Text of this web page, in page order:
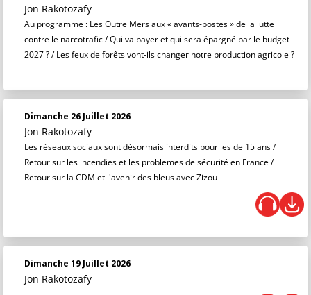
Jon Rakotozafy
Au programme : Les Outre Mers aux « avants-postes » de la lutte
contre le narcotrafic / Qui va payer et qui sera épargné par le budget
2027 ? / Les feux de forêts vont-ils changer notre production agricole ?
Dimanche 26 Juillet 2026
Jon Rakotozafy
Les réseaux sociaux sont désormais interdits pour les de 15 ans /
Retour sur les incendies et les problemes de sécurité en France /
Retour sur la CDM et l'avenir des bleus avec Zizou
Dimanche 19 Juillet 2026
Jon Rakotozafy